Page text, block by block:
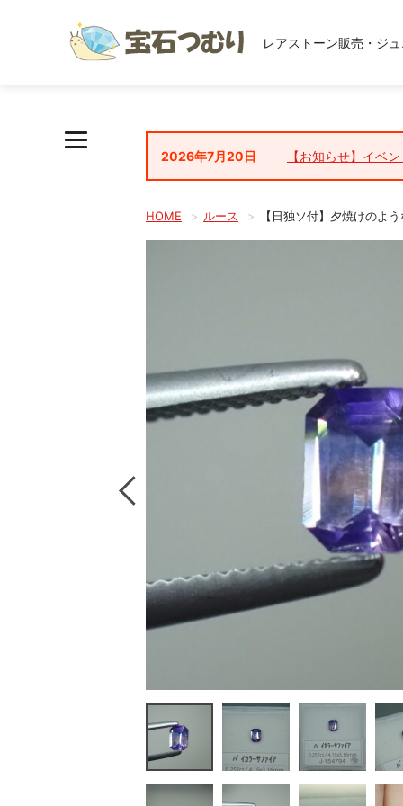
レアストーン販売・ジ
2026年7月20日 【お知らせ】イベ
HOME ルース 【日独ソ付】夕焼けのよ